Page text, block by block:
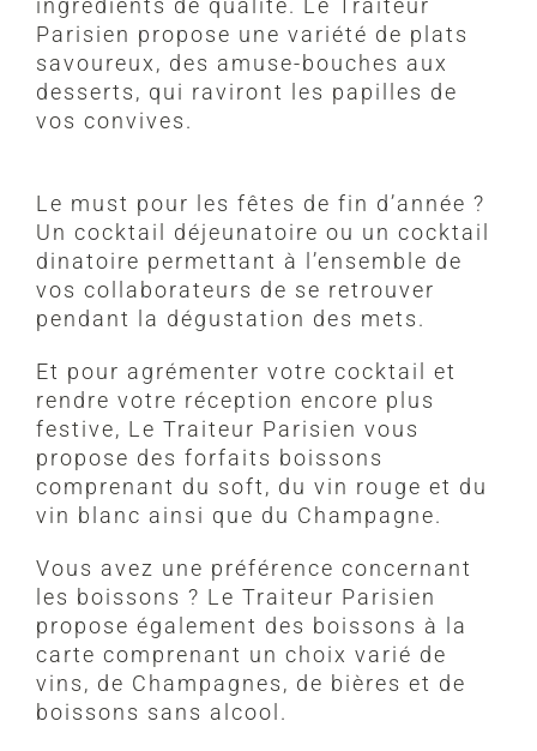
ingrédients de qualité. Le Traiteur
Parisien propose une variété de plats
savoureux, des amuse-bouches aux
desserts, qui raviront les papilles de
vos convives.
Le must pour les fêtes de fin d’année ?
Un cocktail déjeunatoire ou un cocktail
dinatoire permettant à l’ensemble de
vos collaborateurs de se retrouver
pendant la dégustation des mets.
Et pour agrémenter votre cocktail et
rendre votre réception encore plus
festive, Le Traiteur Parisien vous
propose des forfaits boissons
comprenant du soft, du vin rouge et du
vin blanc ainsi que du Champagne.
Vous avez une préférence concernant
les boissons ? Le Traiteur Parisien
propose également des boissons à la
carte comprenant un choix varié de
vins, de Champagnes, de bières et de
boissons sans alcool.